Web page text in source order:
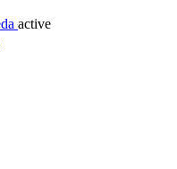
active